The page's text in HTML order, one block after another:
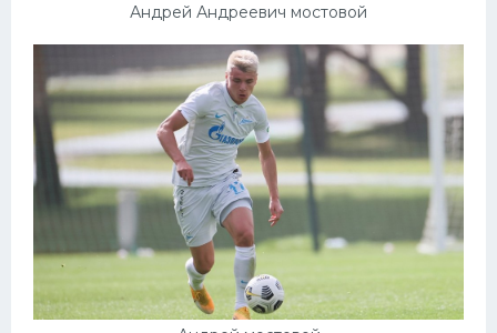
Андрей Андреевич мостовой